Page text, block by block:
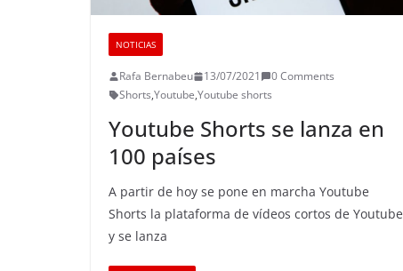
NOTICIAS
Rafa Bernabeu 13/07/2021
0 Comments
Shorts,Youtube,Youtube shorts
Youtube Shorts se lanza en
100 países
A partir de hoy se pone en marcha Youtube
Shorts la plataforma de vídeos cortos de Youtube
y se lanza